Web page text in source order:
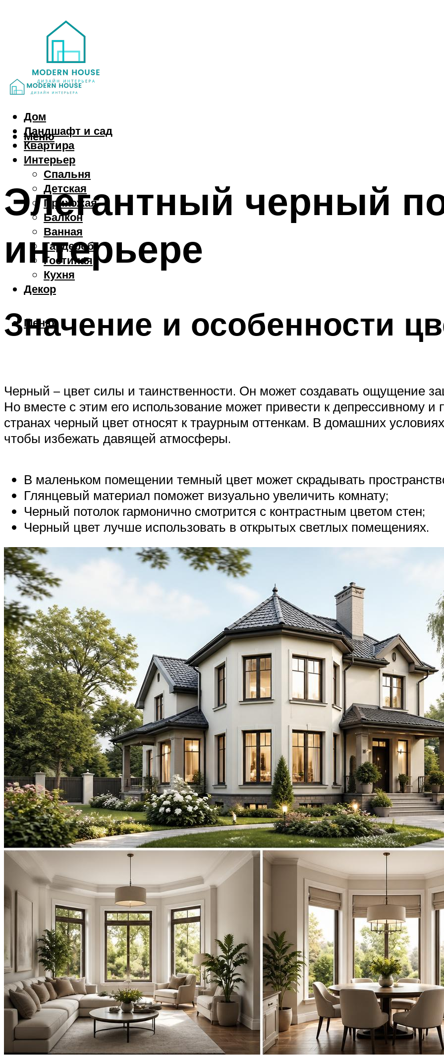
Дом
Ландшафт и сад
Квартира
Интерьер
Спальня
Детская
Прихожая
Балкон
Ванная
Гардероб
Гостиная
Кухня
Декор
Меню
Меню
Элегантный черный
интерьере
Значение и особенности
Черный – цвет силы и таинственности. Он может создавать ощущение
Но вместе с этим его использование может привести к депрессивному
странах черный цвет относят к траурным оттенкам. В домашних
чтобы избежать давящей атмосферы.
В маленьком помещении темный цвет может скрадывать
Глянцевый материал поможет визуально увеличить комнату;
Черный потолок гармонично смотрится с контрастным цветом стен;
Черный цвет лучше использовать в открытых светлых помещениях.